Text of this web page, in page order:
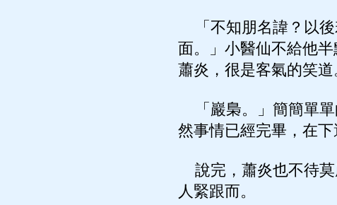
「不知朋名諱？以後
面。」小醫仙不給他
蕭炎，很是客氣的笑道
「巖梟。」簡簡單單
然事情已經完畢，在下
說完，蕭炎也不待莫
人緊跟而。